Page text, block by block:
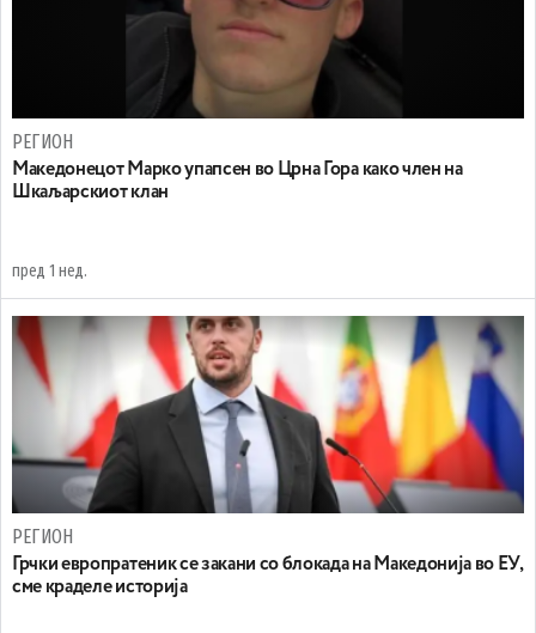
РЕГИОН
Maкедонецот Марко упапсен во Црна Гора како член на
Шкаљарскиот клан
пред 1 нед.
РЕГИОН
Грчки европратеник се закани со блокада на Македонија во ЕУ,
сме краделе историја